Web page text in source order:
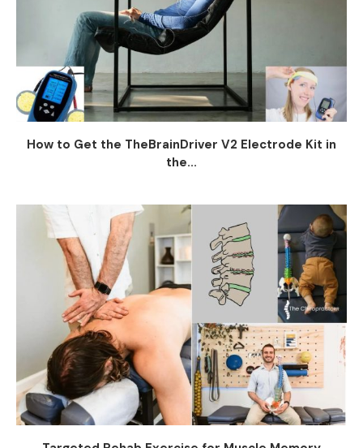
How to Get the TheBrainDriver V2 Electrode Kit in
the...